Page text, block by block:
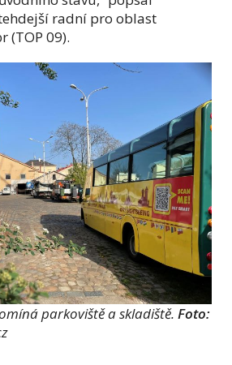
radní pro oblast
(TOP 09).
parkoviště a skladiště. Foto: